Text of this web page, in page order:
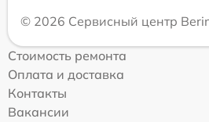
© 2026 Сервисный центр
Стоимость ремонта
Оплата и доставка
Контакты
Вакансии